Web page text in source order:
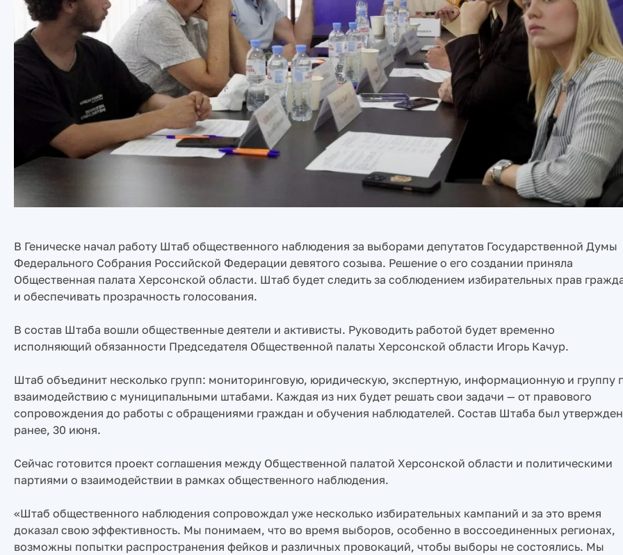
В Геническе начал работу Штаб общественного наблюдения за выборами депутатов Государственной Думы
Федерального Собрания Российской Федерации девятого созыва. Решение о его создании приняла
Общественная палата Херсонской области. Штаб будет следить за соблюдением избирательных прав
и обеспечивать прозрачность голосования.
В состав Штаба вошли общественные деятели и активисты. Руководить работой будет временно
исполняющий обязанности Председателя Общественной палаты Херсонской области Игорь Качур.
Штаб объединит несколько групп: мониторинговую, юридическую, экспертную, информационную и группу
взаимодействию с муниципальными штабами. Каждая из них будет решать свои задачи — от правового
сопровождения до работы с обращениями граждан и обучения наблюдателей. Состав Штаба был утвержден
ранее, 30 июня.
Сейчас готовится проект соглашения между Общественной палатой Херсонской области и политическими
партиями о взаимодействии в рамках общественного наблюдения.
«Штаб общественного наблюдения сопровождал уже несколько избирательных кампаний и за это время
доказал свою эффективность. Мы понимаем, что во время выборов, особенно в воссоединенных регионах,
возможны попытки распространения фейков и различных провокаций, чтобы выборы не состоялись. Мы